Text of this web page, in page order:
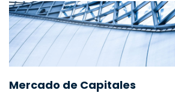
Mercado de Capitales